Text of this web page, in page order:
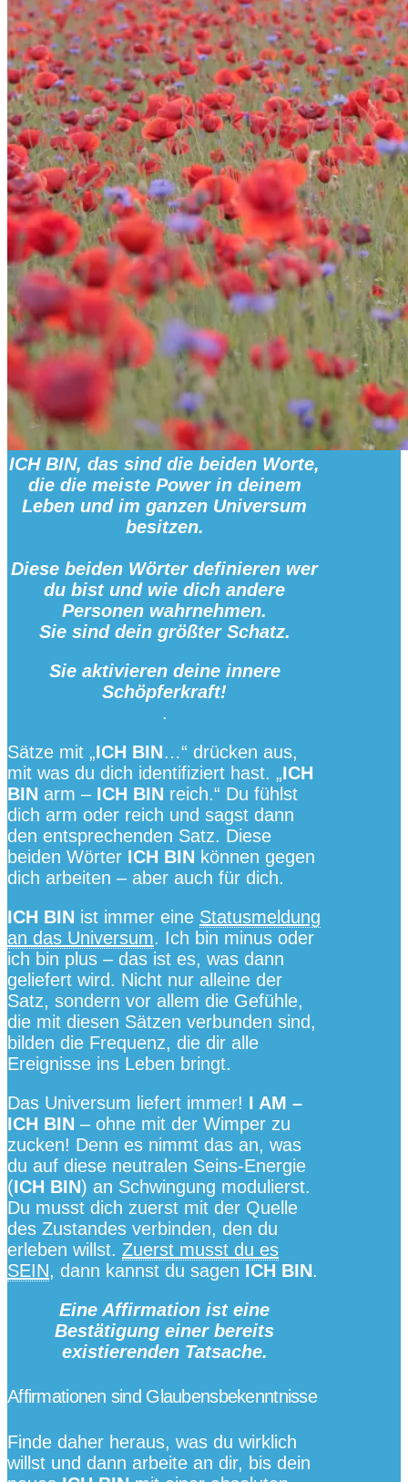
ICH BIN, das sind die beiden Worte,
die die meiste Power in deinem
Leben und im ganzen Universum
besitzen.
Diese beiden Wörter definieren wer
du bist und wie dich andere
Personen wahrnehmen.
Sie sind dein größter Schatz.
Sie aktivieren deine innere
Schöpferkraft!
.
Sätze mit „ICH BIN…“ drücken aus,
mit was du dich identifiziert hast. „ICH
BIN arm – ICH BIN reich.“ Du fühlst
dich arm oder reich und sagst dann
den entsprechenden Satz. Diese
beiden Wörter ICH BIN können gegen
dich arbeiten – aber auch für dich.
ICH BIN ist immer eine Statusmeldung
an das Universum. Ich bin minus oder
ich bin plus – das ist es, was dann
geliefert wird. Nicht nur alleine der
Satz, sondern vor allem die Gefühle,
die mit diesen Sätzen verbunden sind,
bilden die Frequenz, die dir alle
Ereignisse ins Leben bringt.
Das Universum liefert immer! I AM –
ICH BIN – ohne mit der Wimper zu
zucken! Denn es nimmt das an, was
du auf diese neutralen Seins-Energie
(ICH BIN) an Schwingung modulierst.
Du musst dich zuerst mit der Quelle
des Zustandes verbinden, den du
erleben willst. Zuerst musst du es
SEIN, dann kannst du sagen ICH BIN.
Eine Affirmation ist eine
Bestätigung einer bereits
existierenden Tatsache.
Affirmationen sind Glaubensbekenntnisse
Finde daher heraus, was du wirklich
willst und dann arbeite an dir, bis dein